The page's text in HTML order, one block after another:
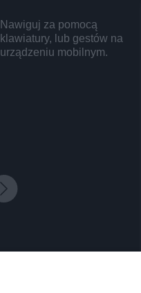
Nawiguj za pomocą
klawiatury, lub gestów na
urządzeniu mobilnym.